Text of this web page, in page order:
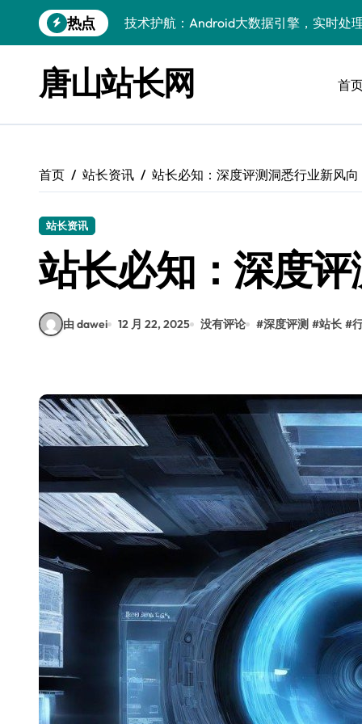
到
热点
技术护航：Android大数据引擎，实时处
技术破局：实时引擎赋能数据洪流，重塑
大数据架构下实时引擎优化：技术革新
大数据赋能运维：实时处理提效，精准调
Go语言赋能大数据：实时引擎构建与科
数据引擎科技赋能：实时处理驱动效能实
唐山站长网 首
首页 站长资讯 站长必知：深度评测洞悉行业新风向
站长资讯
站长必知：深度
由 dawei 12 月 22, 2025 没有评论 #深度评测 #站长 #